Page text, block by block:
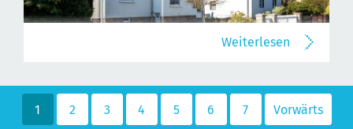
Weiterlesen
1 2 3 4 5 6 7 Vorwärts